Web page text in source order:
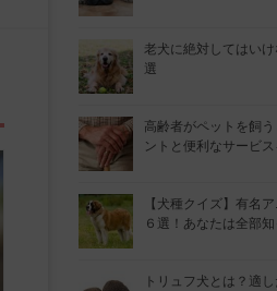
老犬に絶対してはい
選
高齢者がペットを飼
ントと便利なサービ
【犬種クイズ】有名
６選！あなたは全部
トリュフ犬とは？適